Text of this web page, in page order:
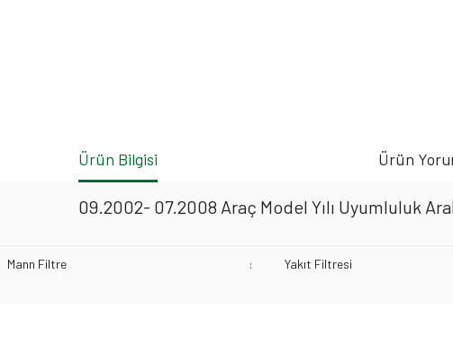
Ürün Bilgisi Ürün
09.2002- 07.2008 Araç Model Yılı Uyumluluk
Mann Filtre : Yakıt Filtresi